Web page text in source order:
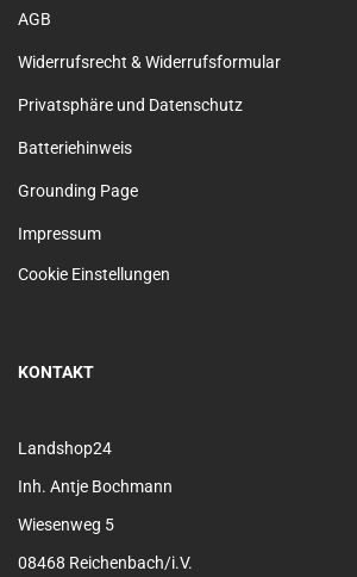
AGB
Widerrufsrecht & Widerrufsformular
Privatsphäre und Datenschutz
Batteriehinweis
Grounding Page
Impressum
Cookie Einstellungen
KONTAKT
Landshop24
Inh. Antje Bochmann
Wiesenweg 5
08468 Reichenbach/i.V.